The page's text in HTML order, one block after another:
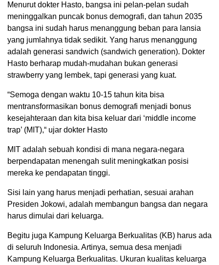
Menurut dokter Hasto, bangsa ini pelan-pelan sudah
meninggalkan puncak bonus demografi, dan tahun 2035
bangsa ini sudah harus menanggung beban para lansia
yang jumlahnya tidak sedikit. Yang harus menanggung
adalah generasi sandwich (sandwich generation). Dokter
Hasto berharap mudah-mudahan bukan generasi
strawberry yang lembek, tapi generasi yang kuat.
“Semoga dengan waktu 10-15 tahun kita bisa
mentransformasikan bonus demografi menjadi bonus
kesejahteraan dan kita bisa keluar dari ‘middle income
trap’ (MIT),“ ujar dokter Hasto
MIT adalah sebuah kondisi di mana negara-negara
berpendapatan menengah sulit meningkatkan posisi
mereka ke pendapatan tinggi.
Sisi lain yang harus menjadi perhatian, sesuai arahan
Presiden Jokowi, adalah membangun bangsa dan negara
harus dimulai dari keluarga.
Begitu juga Kampung Keluarga Berkualitas (KB) harus ada
di seluruh Indonesia. Artinya, semua desa menjadi
Kampung Keluarga Berkualitas. Ukuran kualitas keluarga